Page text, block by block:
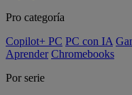
Pro categoría
Copilot+ PC PC con IA
Aprender Chromebooks
Por serie